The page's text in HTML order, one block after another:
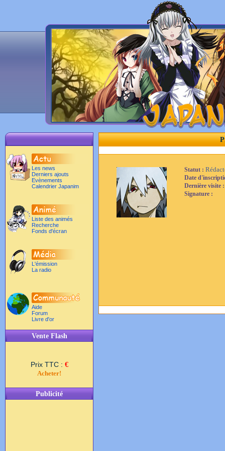
Les news
Derniers ajouts
Evènements
Calendrier Japanim
Liste des animés
Recherche
Fonds d'écran
L'émission
La radio
Aide
Forum
Livre d'or
Vente Flash
Prix TTC : €
Acheter!
Publicité
Statut :
Date
Dernière visite
Signature :